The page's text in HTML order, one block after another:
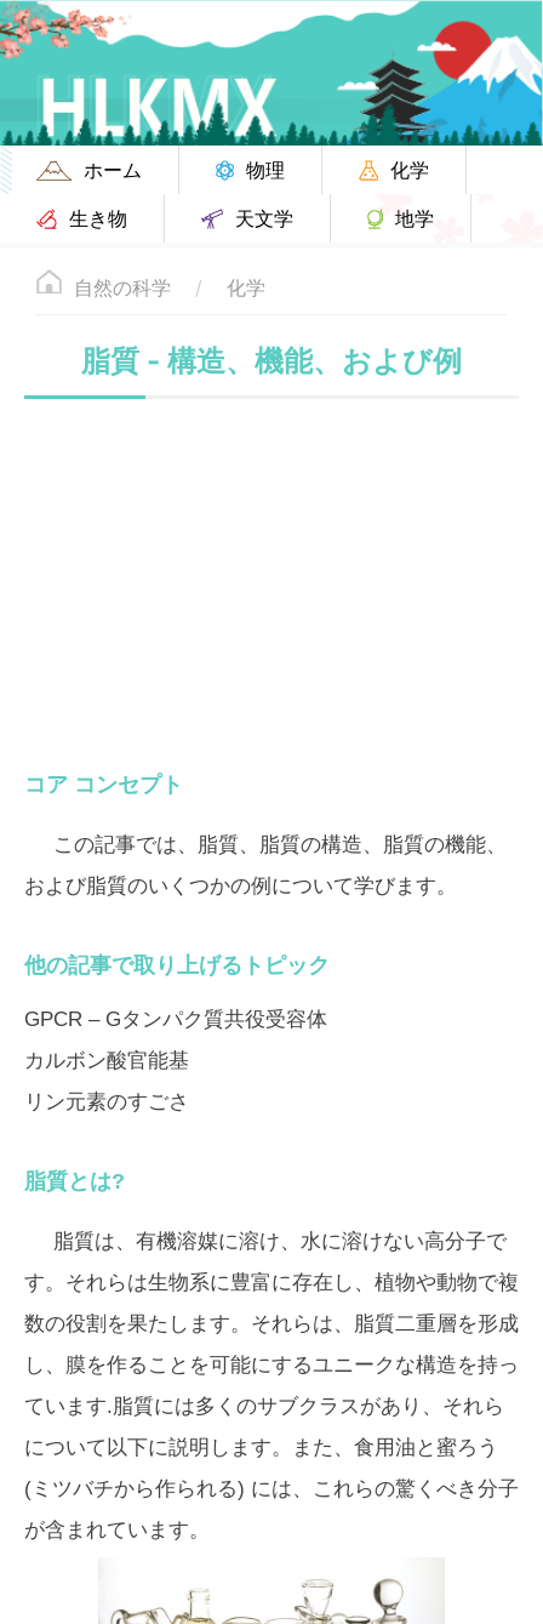
ホーム 物理
化学
生き物
天文学 地学
自然の科学 化学
脂質 - 構造、機能、および例
コア コンセプト
この記事では、脂質、脂質の構造、脂質の機能、
および脂質のいくつかの例について学びます。
他の記事で取り上げるトピック
GPCR – Gタンパク質共役受容体
カルボン酸官能基
リン元素のすごさ
脂質とは?
脂質は、有機溶媒に溶け、水に溶けない高分子で
す。それらは生物系に豊富に存在し、植物や動物で複
数の役割を果たします。それらは、脂質二重層を形成
し、膜を作ることを可能にするユニークな構造を持っ
ています.脂質には多くのサブクラスがあり、それら
について以下に説明します。また、食用油と蜜ろう
(ミツバチから作られる) には、これらの驚くべき分子
が含まれています。